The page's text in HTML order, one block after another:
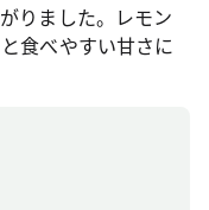
りました。レモン
食べやすい甘さに